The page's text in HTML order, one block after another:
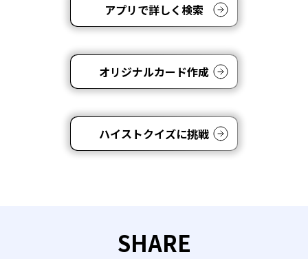
アプリで詳しく検索
オリジナルカード作成
ハイストクイズに挑戦
SHARE